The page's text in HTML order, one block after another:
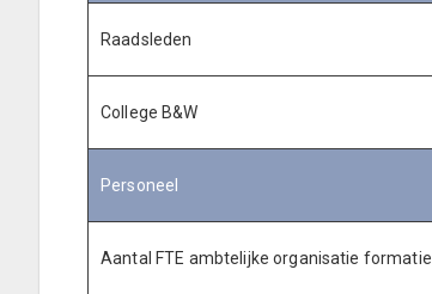
Raadsleden
College B&W
Personeel
Aantal FTE ambtelijke organisatie formatie